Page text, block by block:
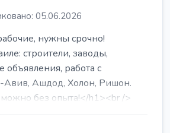
05.06.2026
нужны срочно!
строители, заводы,
объявления, работа с
Авив, Ашдод, Холон, Ришон.
можно без опыта!</h1><br />